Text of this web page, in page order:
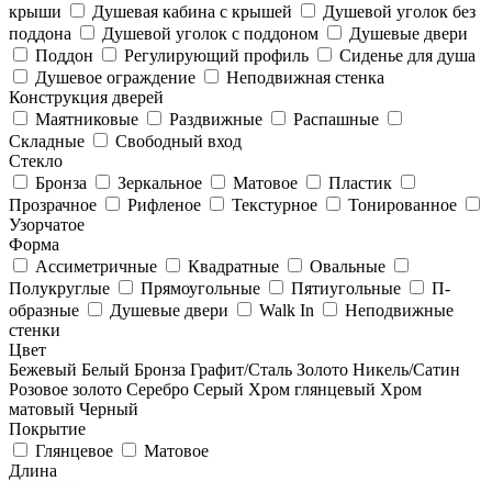
крыши
Душевая кабина с крышей
Душевой уголок без
поддона
Душевой уголок с поддоном
Душевые двери
Поддон
Регулирующий профиль
Сиденье для душа
Душевое ограждение
Неподвижная стенка
Конструкция дверей
Маятниковые
Раздвижные
Распашные
Складные
Свободный вход
Стекло
Бронза
Зеркальное Матовое
Пластик
Прозрачное
Рифленое Текстурное
Тонированное
Узорчатое
Форма
Ассиметричные
Квадратные
Овальные
Полукруглые
Прямоугольные Пятиугольные
П-
образные
Душевые двери Walk In
Неподвижные
стенки
Цвет
Бежевый Белый Бронза Графит/Сталь Золото Никель/Сатин
Розовое золото Серебро Серый Хром глянцевый Хром
матовый Черный
Покрытие
Глянцевое
Матовое
Длина